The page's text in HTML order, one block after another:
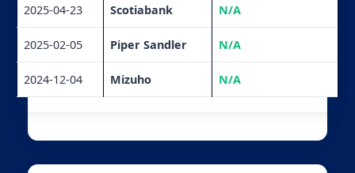
2025-04-23 Scotiabank N/A
2025-02-05 Piper Sandler N/A
2024-12-04 Mizuho N/A